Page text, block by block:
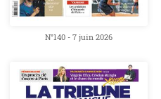
N°140 - 7 juin 2026